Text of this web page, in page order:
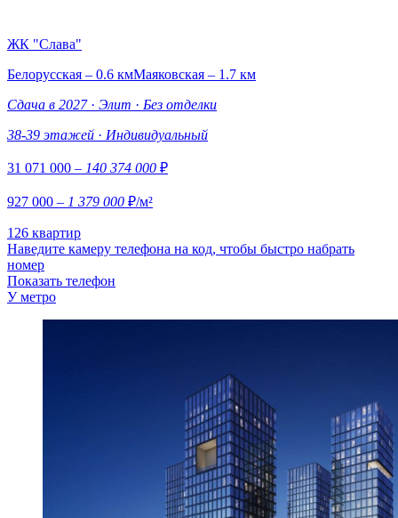
ЖК "Слава"
Белорусская – 0.6 кмМаяковская – 1.7 км
Сдача в 2027 · Элит · Без отделки
38-39 этажей · Индивидуальный
31 071 000 – 140 374 000 ₽
927 000 – 1 379 000 ₽/м²
126 квартир
Наведите камеру телефона на код, чтобы быстро набрать
номер
Показать телефон
У метро